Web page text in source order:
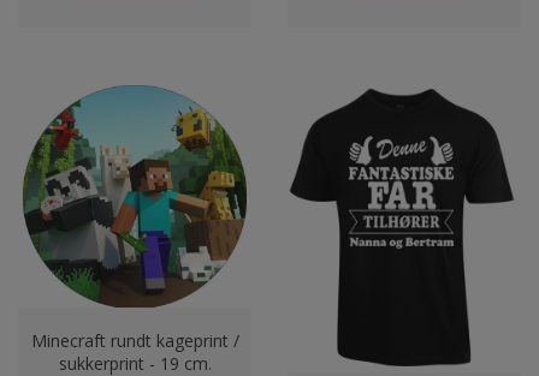
Minecraft rundt kageprint /
sukkerprint - 19 cm.